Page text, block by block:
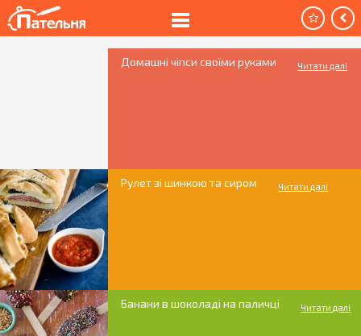
Домашні чіпси своїми руками Читати далі
Рулет зі шинкою та сиром Читати далі
Банани в шоколаді на паличці Читати далі